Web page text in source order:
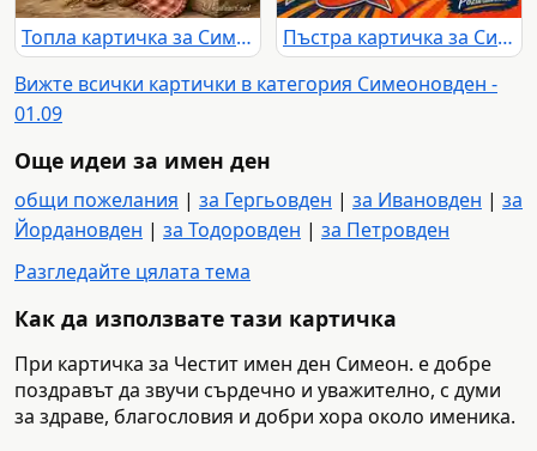
Топла картичка за Симеоновден с жито, орехи и поздрав за Моньо
Пъстра картичка за Симеоновден с пожелание за Моньо
Вижте всички картички в категория Симеоновден -
01.09
Още идеи за имен ден
общи пожелания | за Гергьовден | за Ивановден | за
Йордановден | за Тодоровден | за Петровден
Разгледайте цялата тема
Как да използвате тази картичка
При картичка за Честит имен ден Симеон. е добре
поздравът да звучи сърдечно и уважително, с думи
за здраве, благословия и добри хора около именика.